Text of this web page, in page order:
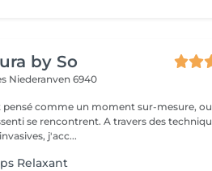
by So
Niederanven 6940
pensé comme un moment sur-mesure, ou
A travers des techniques
j'acc...
Relaxant